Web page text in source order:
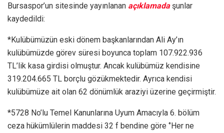
Bursaspor’un sitesinde yayınlanan açıklamadaşunlar
kaydedildi:
*Kulübümüzün eski dönem başkanlarından Ali Ay’ın
kulübümüzde görev süresi boyunca toplam 107.922.936
TL’lik kasa girdisi olmuştur. Ancak kulübümüz kendisine
319.204.665 TL borçlu gözükmektedir. Ayrıca kendisi
kulübümüze ait olan 62 dönümlük araziyi üzerine geçirmiştir.
*5728 No’lu Temel Kanunlarına Uyum Amacıyla 6. bölüm
ceza hükümlülerin maddesi 32 f bendine göre ‘’Her ne